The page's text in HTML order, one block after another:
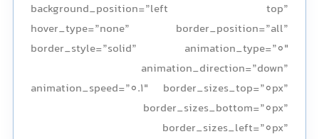
background_position=”left top”
hover_type=”none” border_position=”all”
border_style=”solid” animation_type=”0″
animation_direction=”down”
animation_speed=”0.1″ border_sizes_top=”0px”
border_sizes_bottom=”0px”
border_sizes_left=”0px”